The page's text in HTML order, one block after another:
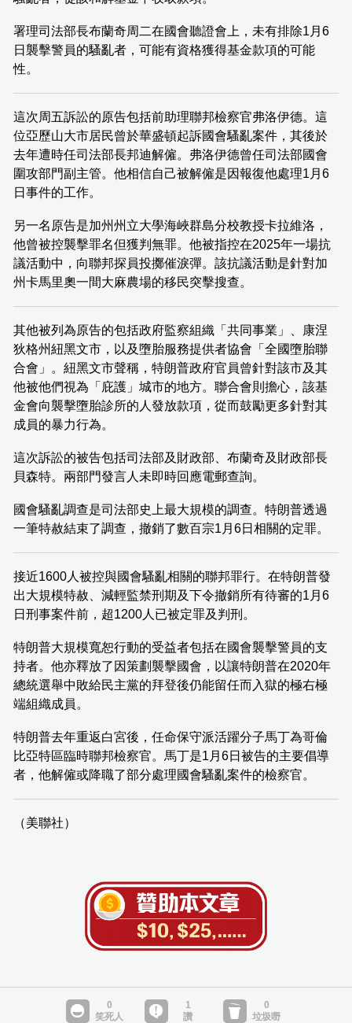
署理司法部長布蘭奇周二在國會聽證會上，未有排除1月6
日襲擊警員的騷亂者，可能有資格獲得基金款項的可能
性。
這次周五訴訟的原告包括前助理聯邦檢察官弗洛伊德。這
位亞歷山大市居民曾於華盛頓起訴國會騷亂案件，其後於
去年遭時任司法部長邦迪解僱。弗洛伊德曾任司法部國會
圍攻部門副主管。他相信自己被解僱是因報復他處理1月6
日事件的工作。
另一名原告是加州州立大學海峽群島分校教授卡拉維洛，
他曾被控襲擊罪名但獲判無罪。他被指控在2025年一場抗
議活動中，向聯邦探員投擲催淚彈。該抗議活動是針對加
州卡馬里奧一間大麻農場的移民突擊搜查。
其他被列為原告的包括政府監察組織「共同事業」、康涅
狄格州紐黑文市，以及墮胎服務提供者協會「全國墮胎聯
合會」。紐黑文市聲稱，特朗普政府官員曾針對該市及其
他被他們視為「庇護」城市的地方。聯合會則擔心，該基
金會向襲擊墮胎診所的人發放款項，從而鼓勵更多針對其
成員的暴力行為。
這次訴訟的被告包括司法部及財政部、布蘭奇及財政部長
貝森特。兩部門發言人未即時回應電郵查詢。
國會騷亂調查是司法部史上最大規模的調查。特朗普透過
一筆特赦結束了調查，撤銷了數百宗1月6日相關的定罪。
接近1600人被控與國會騷亂相關的聯邦罪行。在特朗普發
出大規模特赦、減輕監禁刑期及下令撤銷所有待審的1月6
日刑事案件前，超1200人已被定罪及判刑。
特朗普大規模寬恕行動的受益者包括在國會襲擊警員的支
持者。他亦釋放了因策劃襲擊國會，以讓特朗普在2020年
總統選舉中敗給民主黨的拜登後仍能留任而入獄的極右極
端組織成員。
特朗普去年重返白宮後，任命保守派活躍分子馬丁為哥倫
比亞特區臨時聯邦檢察官。馬丁是1月6日被告的主要倡導
者，他解僱或降職了部分處理國會騷亂案件的檢察官。
（美聯社）